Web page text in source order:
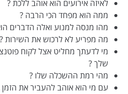
לאיזה אירועים הוא אוהב ללכת ?
ממה הוא מפחד הכי הרבה ?
מהו מנסה למנוע ואלה הדברים
מה מפריע לא לרכוש את השירות ?
מי לדעתך מחליט אצל לקוח
שלך ?
מהי רמת ההשכלה שלו ?
עם מי הוא אוהב להעביר את הזמן